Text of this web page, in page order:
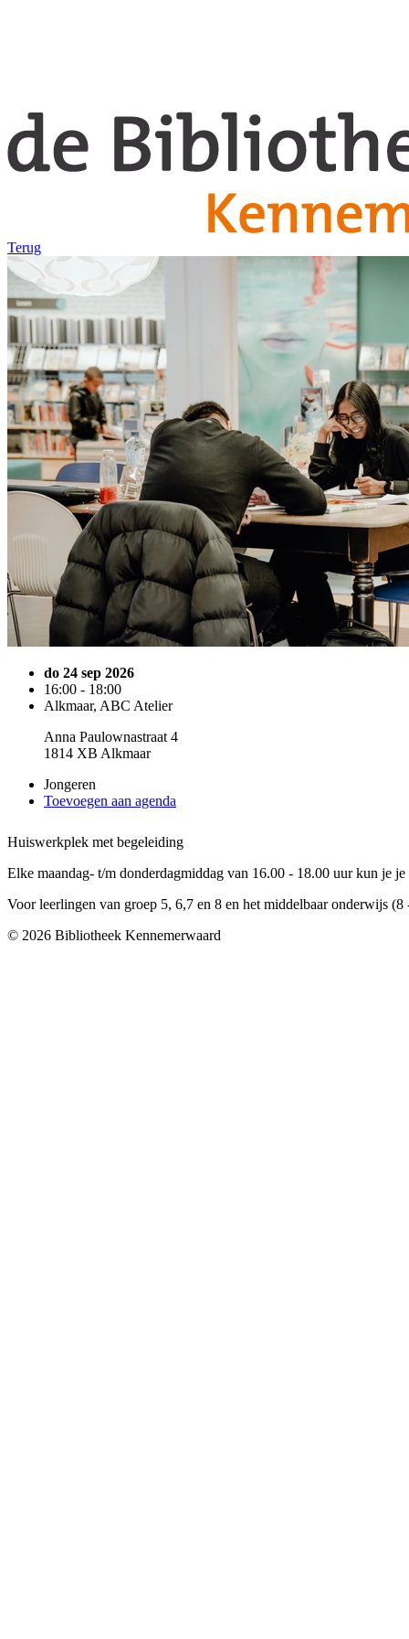
Terug
do 24 sep 2026
16:00 - 18:00
Alkmaar, ABC Atelier
Anna Paulownastraat 4
1814 XB Alkmaar
Jongeren
Toevoegen aan agenda
Huiswerkplek met begeleiding
Elke maandag- t/m donderdagmiddag van 16.00 - 18.00 uur kun je
Voor leerlingen van groep 5, 6,7 en 8 en het middelbaar onderwijs (8
© 2026 Bibliotheek Kennemerwaard